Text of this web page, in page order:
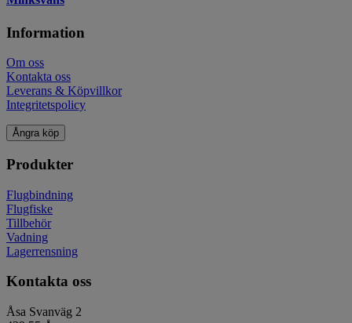
Information
Om oss
Kontakta oss
Leverans & Köpvillkor
Integritetspolicy
Ångra köp
Produkter
Flugbindning
Flugfiske
Tillbehör
Vadning
Lagerrensning
Kontakta oss
Åsa Svanväg 2